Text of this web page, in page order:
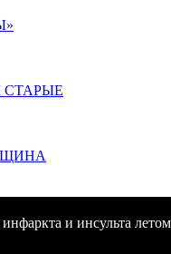
и инсульта летом